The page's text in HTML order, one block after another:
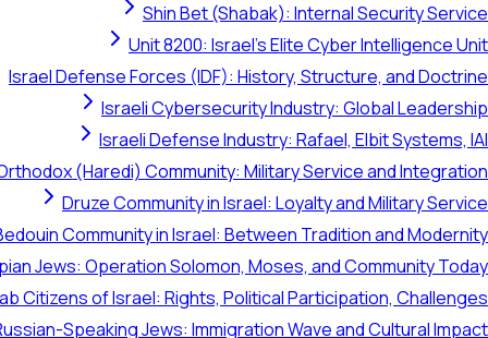
Shin Bet (Shabak): Internal Security Service
Unit 8200: Israel's Elite Cyber Intelligence Unit
Israel Defense Forces (IDF): History, Structure, and Doctrine
Israeli Cybersecurity Industry: Global Leadership
Israeli Defense Industry: Rafael, Elbit Systems, IAI
(Haredi) Community: Military Service and Integration
Druze Community in Israel: Loyalty and Military Service
Community in Israel: Between Tradition and Modernity
Jews: Operation Solomon, Moses, and Community Today
Citizens of Israel: Rights, Political Participation, Challenges
Speaking Jews: Immigration Wave and Cultural Impact